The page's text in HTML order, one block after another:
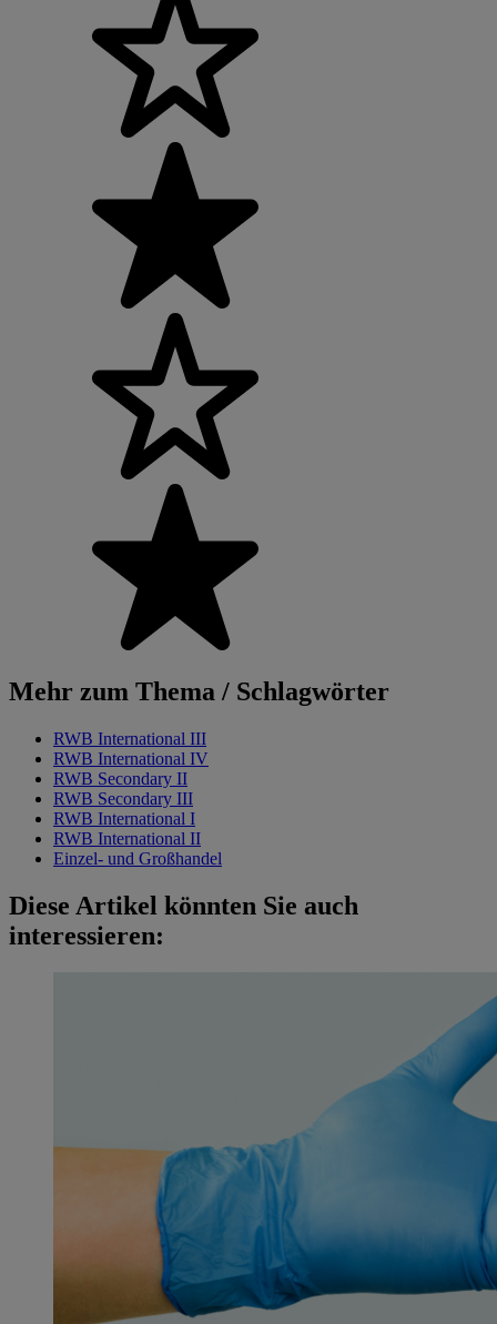
Mehr zum Thema / Schlagwörter
RWB International III
RWB International IV
RWB Secondary II
RWB Secondary III
RWB International I
RWB International II
Einzel- und Großhandel
Diese Artikel könnten Sie auch
interessieren: